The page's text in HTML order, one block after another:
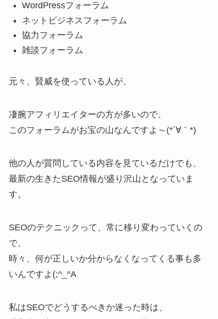
WordPressフォーラム
ネットビジネスフォーラム
協力フォーラム
雑談フォーラム
元々、賢威を使っている人が、
凄腕アフィリエイターの方が多いので、
このフォーラムがお宝の山なんですよ～(*´∀｀*)
他の人が質問している内容を見ているだけでも、
最新の生きたSEO情報が盛り沢山となっていま
す。
SEOのテクニックって、常に移り変わっていくの
で、
時々、何が正しいか分からなくなってくる事も多
いんですよ(;^_^A
私はSEOでどうするべきか迷った時は、